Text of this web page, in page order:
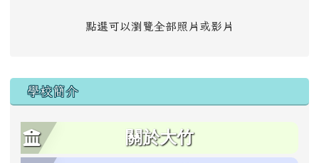
點選可以瀏覽全部照片或影片
學校簡介
關於大竹